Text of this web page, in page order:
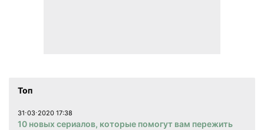
Топ
31⋅03⋅2020 17:38
10 новых сериалов, которые помогут вам пережить